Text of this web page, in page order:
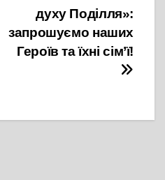
духу Поділля»:
запрошуємо наших
Героїв та їхні сім’ї!